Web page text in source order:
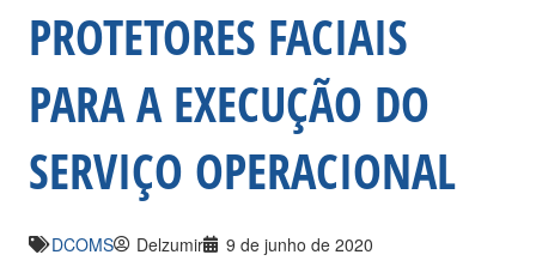
PROTETORES FACIAIS
PARA A EXECUÇÃO DO
SERVIÇO OPERACIONAL
DCOMS Delzumir 9 de junho de 2020